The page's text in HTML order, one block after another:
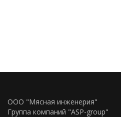
ООО "Мясная инженерия"
Группа компаний "ASP-group"